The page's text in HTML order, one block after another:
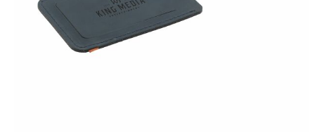
Technologie & gadgets
Home & Living